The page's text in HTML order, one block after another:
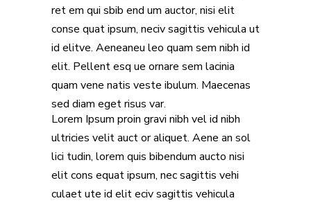
ret em qui sbib end um auctor, nisi elit
conse quat ipsum, neciv sagittis vehicula ut
id elitve. Aeneaneu leo quam sem nibh id
elit. Pellent esq ue ornare sem lacinia
quam vene natis veste ibulum. Maecenas
sed diam eget risus var.
Lorem Ipsum proin gravi nibh vel id nibh
ultricies velit auct or aliquet. Aene an sol
lici tudin, lorem quis bibendum aucto nisi
elit cons equat ipsum, nec sagittis vehi
culaet ute id elit eciv sagittis vehicula